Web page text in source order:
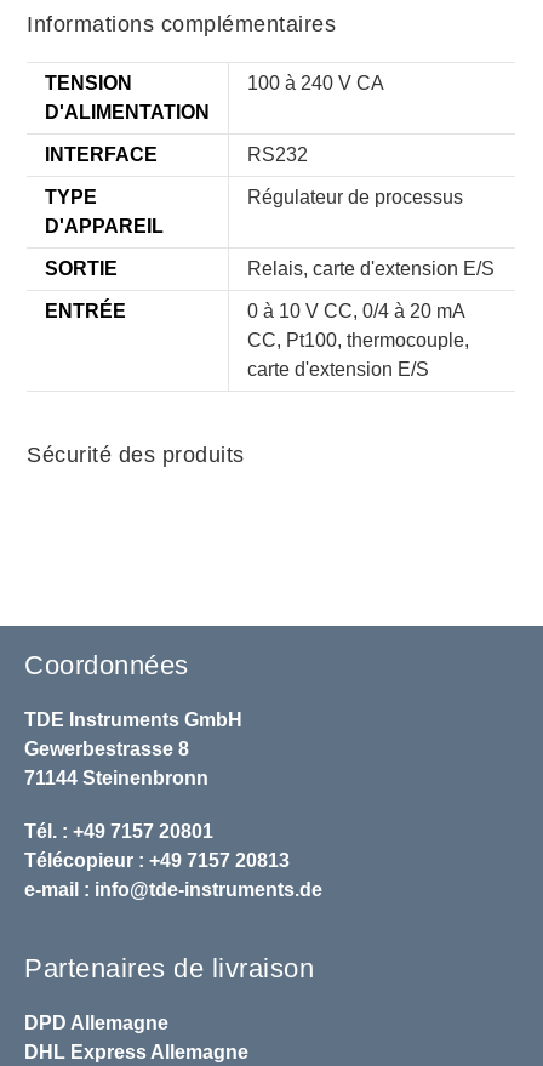
Informations complémentaires
TENSION
D'ALIMENTATION
100 à 240 V CA
INTERFACE RS232
TYPE
D'APPAREIL
Régulateur de processus
SORTIE Relais, carte d'extension E/S
ENTRÉE
0 à 10 V CC, 0/4 à 20 mA
CC, Pt100, thermocouple,
carte d'extension E/S
Sécurité des produits
Coordonnées
TDE Instruments GmbH
Gewerbestrasse 8
71144 Steinenbronn
Tél. : +49 7157 20801
Télécopieur : +49 7157 20813
e-mail : info@tde-instruments.de
Partenaires de livraison
DPD Allemagne
DHL Express Allemagne